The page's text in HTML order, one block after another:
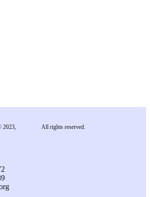
2023, All rights reserved.